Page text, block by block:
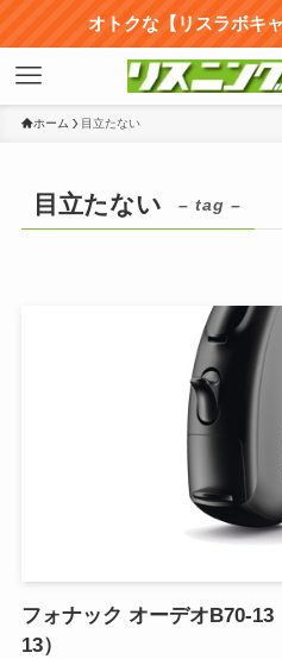
オトクな【リスラボキ
ホーム 目立たない
目立たない – tag –
フォナック オーデオB70-
13）